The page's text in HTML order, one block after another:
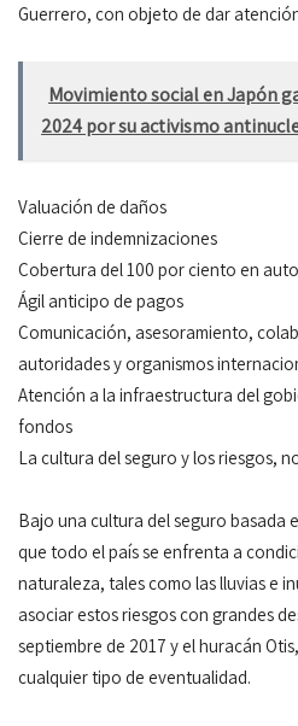
Guerrero, con objeto de dar
Movimiento social en Japón
2024 por su activismo
Valuación de daños
Cierre de indemnizaciones
Cobertura del 100 por ciento en
Ágil anticipo de pagos
Comunicación, asesoramiento,
autoridades y organismos
Atención a la infraestructura del
fondos
La cultura del seguro y los riesgos,
Bajo una cultura del seguro basada
que todo el país se enfrenta a
naturaleza, tales como las lluvias e
asociar estos riesgos con grandes
septiembre de 2017 y el huracán
cualquier tipo de eventualidad.